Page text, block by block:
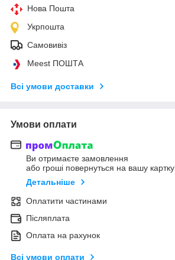
Нова Пошта
Укрпошта
Самовивіз
Meest ПОШТА
Всі умови доставки
Умови оплати
Ви отримаєте замовлення
або гроші повернуться на вашу картку
Детальніше
Оплатити частинами
Післяплата
Оплата на рахунок
Всі умови оплати